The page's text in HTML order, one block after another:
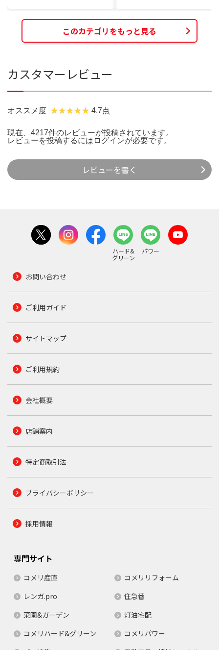
このカテゴリをもっと見る
カスタマーレビュー
オススメ度 4.7点
現在、4217件のレビューが投稿されています。
レビューを投稿するには ログインが必要です。
レビューを書く
ハード&
グリーン
パワー
お問い合わせ
ご利用ガイド
サイトマップ
ご利用規約
会社概要
店舗案内
特定商取引法
プライバシーポリシー
採用情報
専門サイト
コメリ産直
コメリリフォーム
レンガ.pro
住急番
菜園&ガーデン
灯油宅配
コメリハード&グリーン
コメリパワー